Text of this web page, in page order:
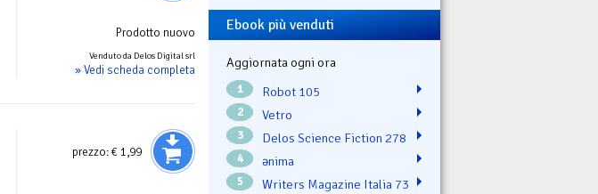
Prodotto nuovo
Venduto da Delos Digital srl
» Vedi scheda completa
prezzo:€ 1,99
Ebook più venduti
Aggiornata ogni ora
1 Robot 105
2 Vetro
3 Delos Science Fiction 278
4 ənima
5 Writers Magazine Italia 73